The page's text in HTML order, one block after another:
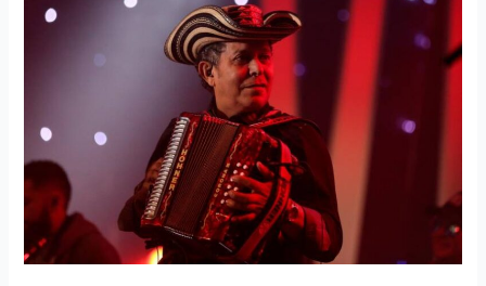
Cuadrado:
legendario
Carlos
Vives
y
el
vallenato